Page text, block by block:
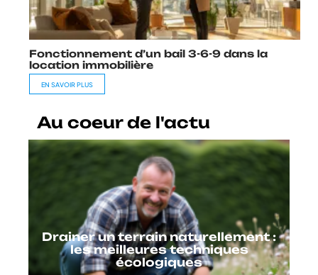
Fonctionnement d’un bail 3-6-9 dans la
location immobilière
EN SAVOIR PLUS
Au coeur de l'actu
Drainer un terrain naturellement :
les meilleures techniques
écologiques